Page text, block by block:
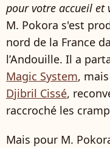
pour votre accueil et
M. Pokora s'est
nord de la France
l’Andouille. Il a
Magic System,
Djibril Cissé,
raccroché les
Mais pour M.